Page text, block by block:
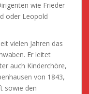
wie Frieder
oder Leopold
vielen Jahren das
Er leitet
auch Kinderchöre,
von 1843,
sowie den